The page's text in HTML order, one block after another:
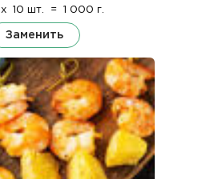
x 10 шт. = 1 000 г.
Заменить